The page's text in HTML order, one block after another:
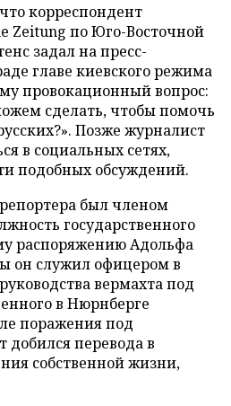
корреспондент
Zeitung по Юго-Восточной
задал на пресс-
главе киевского режима
провокационный вопрос:
сделать, чтобы помочь
Позже журналист
в социальных сетях,
подобных обсуждений.
был членом
государственного
распоряжению Адольфа
он служил офицером в
вермахта под
в Нюрнберге
поражения под
добился перевода в
собственной жизни,